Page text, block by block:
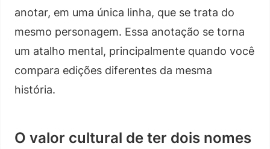
anotar, em uma única linha, que se trata do
mesmo personagem. Essa anotação se torna
um atalho mental, principalmente quando você
compara edições diferentes da mesma
história.
O valor cultural de ter dois nomes